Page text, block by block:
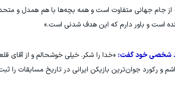
از جام جهانی متفاوت است و همه بچه‌ها با هم همدل و
است و باور دارم که این هدف شدنی است.»
شخصی خود گفت: «خدا را شکر. خیلی خوشحالم و از آقای
و رکورد جوان‌ترین بازیکن ایرانی در تاریخ مسابقات را